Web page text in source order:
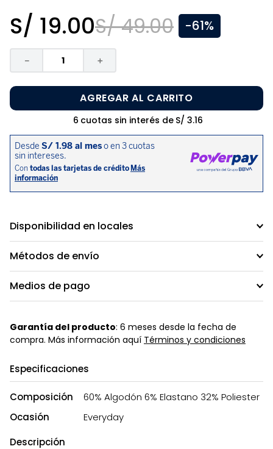
S/ 19.00S/ 49.00 -61%
＋
－
AGREGAR AL CARRITO
6 cuotas sin interés de S/ 3.16
Disponibilidad en locales
Métodos de envío
Medios de pago
Garantía del producto: 6 meses desde la fecha de
compra. Más información aquí Términos y condiciones
Especificaciones
Composición
60% Algodón 6% Elastano 32% Poliester
Ocasión
Everyday
Descripción